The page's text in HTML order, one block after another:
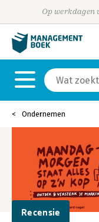
Op werkdagen
Ondernemen
Recensie